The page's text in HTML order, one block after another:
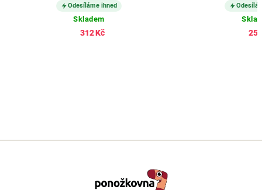
Odesíláme ihned
Skladem
312 Kč